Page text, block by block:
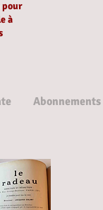
pour
à
Abonnements